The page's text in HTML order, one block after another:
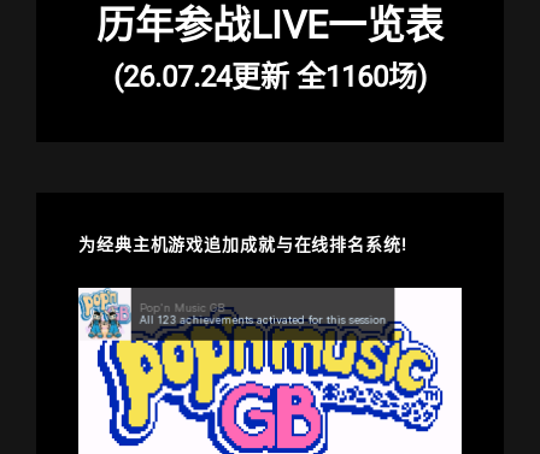
历年参战LIVE一览表
(26.07.24更新 全1160场)
为经典主机游戏追加成就与在线排名系统!